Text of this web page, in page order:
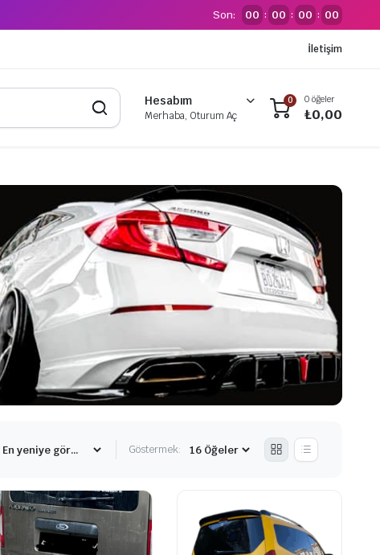
Son: 00 : 00 : 00 : 00
İletişim
Hesabım
Merhaba, Oturum Aç
0 0 öğeler
₺0,00
Göstermek: